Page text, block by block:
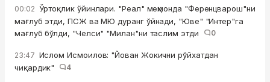
00:02 Ўртоқлик ўйинлари. "Реал" меҳмонда "Ференцварош"ни
мағлуб этди, ПСЖ ва МЮ дуранг ўйнади, "Юве" "Интер"га
мағлуб бўлди, "Челси" "Милан"ни таслим этди
0
23:47 Ислом Исмоилов: "Йован Жокични рўйхатдан
чиқардик"
4